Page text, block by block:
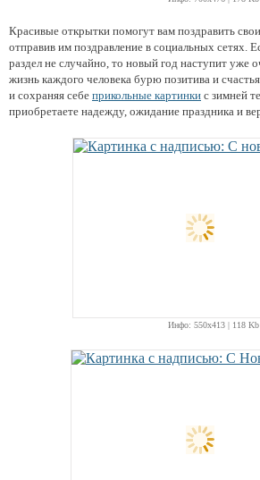
Красивые открытки помогут вам поздравить
отправив им поздравление в социальных сетях.
раздел не случайно, то новый год наступит уже
жизнь каждого человека бурю позитива и
и сохраняя себе прикольные картинки с зимней
приобретаете надежду, ожидание праздника и
Инфо: 550х413 | 118 Kb